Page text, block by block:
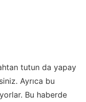
tutun da yapay
Ayrıca bu
Bu haberde